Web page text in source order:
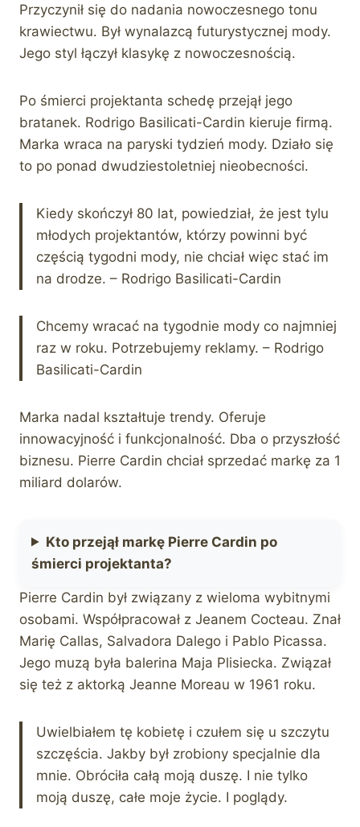
Przyczynił się do nadania nowoczesnego tonu
krawiectwu. Był wynalazcą futurystycznej mody.
Jego styl łączył klasykę z nowoczesnością.
Po śmierci projektanta schedę przejął jego
bratanek. Rodrigo Basilicati-Cardin kieruje firmą.
Marka wraca na paryski tydzień mody. Działo się
to po ponad dwudziestoletniej nieobecności.
Kiedy skończył 80 lat, powiedział, że jest tylu
młodych projektantów, którzy powinni być
częścią tygodni mody, nie chciał więc stać im
na drodze. – Rodrigo Basilicati-Cardin
Chcemy wracać na tygodnie mody co najmniej
raz w roku. Potrzebujemy reklamy. – Rodrigo
Basilicati-Cardin
Marka nadal kształtuje trendy. Oferuje
innowacyjność i funkcjonalność. Dba o przyszłość
biznesu. Pierre Cardin chciał sprzedać markę za 1
miliard dolarów.
Kto przejął markę Pierre Cardin po
śmierci projektanta?
Pierre Cardin był związany z wieloma wybitnymi
osobami. Współpracował z Jeanem Cocteau. Znał
Marię Callas, Salvadora Dalego i Pablo Picassa.
Jego muzą była balerina Maja Plisiecka. Związał
się też z aktorką Jeanne Moreau w 1961 roku.
Uwielbiałem tę kobietę i czułem się u szczytu
szczęścia. Jakby był zrobiony specjalnie dla
mnie. Obróciła całą moją duszę. I nie tylko
moją duszę, całe moje życie. I poglądy.